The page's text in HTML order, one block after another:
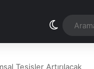
Dış
Tesisler Artırılacak